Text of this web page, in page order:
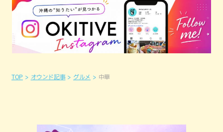
TOP オウンド記事 グルメ 中華